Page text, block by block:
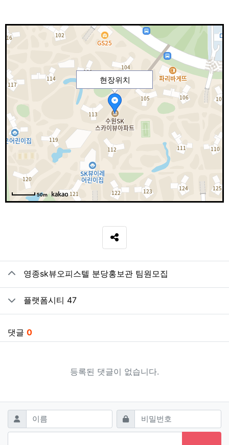
현장위치
50m
SNS 공유
관련자료
영종sk뷰오피스텔 분당홍보관 팀원모집
플랫폼시티 47
댓글 0
등록된 댓글이 없습니다.
댓글쓰기
이름 필수 비밀번호필수